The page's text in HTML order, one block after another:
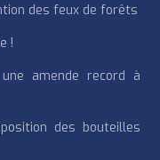
des feux de forêts
!
amende record à
des bouteilles